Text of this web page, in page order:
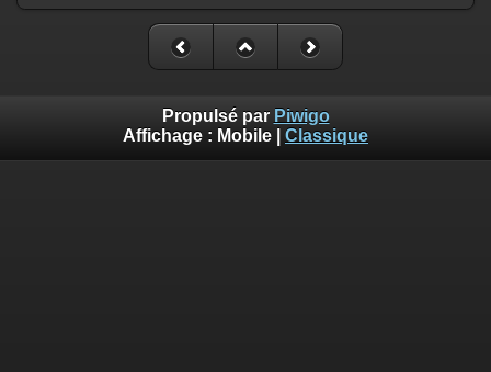
Propulsé par Piwigo
Affichage : Mobile Classique